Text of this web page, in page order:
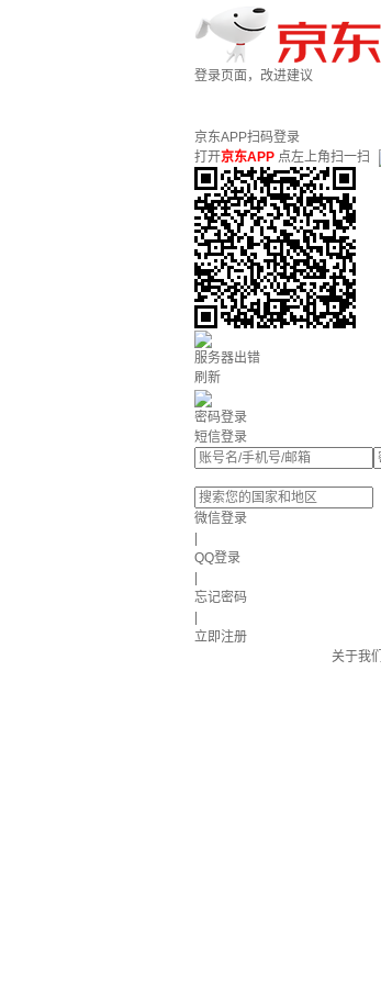
登录页面，改进建议
京东APP扫码登录
打开京东APP 点左上角扫一扫
服务器出错
刷新
密码登录
短信登录
微信登录
QQ登录
忘记密码
立即注册
关于我们